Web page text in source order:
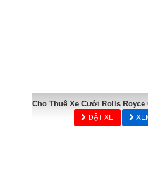
Cho Thuê Xe Cưới Rolls Royce
ĐẶT XE